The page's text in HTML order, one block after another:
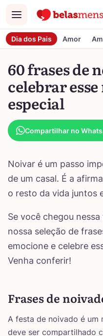
Menu
Dia dos Pais Amor
60 frases de
celebrar
especial
Compartilhar no
Noivar é um passo
de um casal. É a
o resto da vida juntos
Se você chegou
nossa seleção de
emocione e celebre
Venha conferir!
Frases de
A festa de noivado é um
deve ser compartilhado